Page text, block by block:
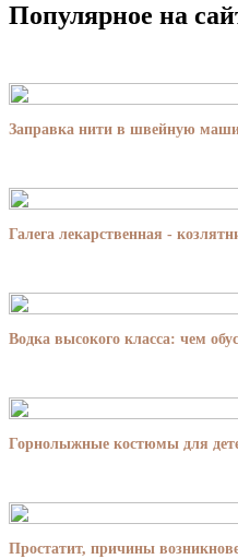
Популярное на
Заправка нити в швейную
Галега лекарственная -
Водка высокого класса: чем
Горнолыжные костюмы для
Простатит, причины